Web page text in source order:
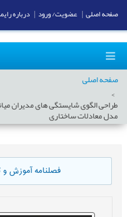
صفحه اصلی
طراحی الگوی شایستگی های مدیران
مدل معادلات ساختاری
فصلنامه آموزش و
صفحه اصلی عضویت/ ورود درباره